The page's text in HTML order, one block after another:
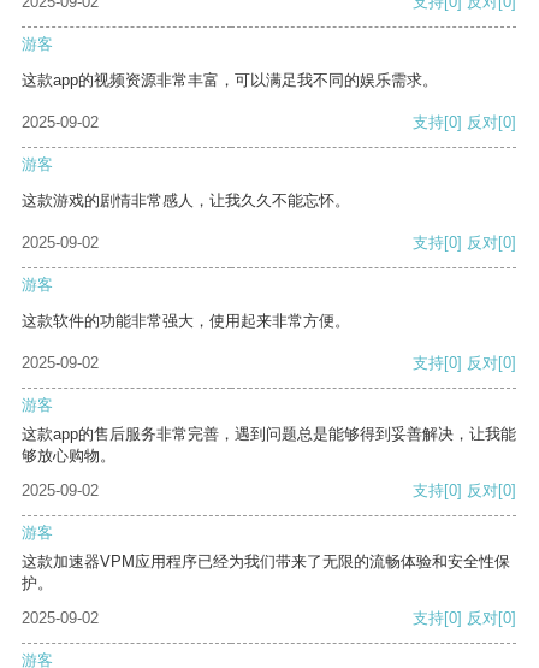
游客
这款app的视频资源非常丰富，可以满足我不同的娱乐需求。
2025-09-02 支持[0] 反对[0]
游客
这款游戏的剧情非常感人，让我久久不能忘怀。
2025-09-02 支持[0] 反对[0]
游客
这款软件的功能非常强大，使用起来非常方便。
2025-09-02 支持[0] 反对[0]
游客
这款app的售后服务非常完善，遇到问题总是能够得到妥善解决，让我能
够放心购物。
2025-09-02
支持[0] 反对[0]
游客
这款加速器VPM应用程序已经为我们带来了无限的流畅体验和安全性保
护。
2025-09-02
支持[0] 反对[0]
游客